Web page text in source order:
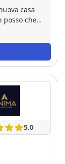
casa
posso che
e
dubbio,
nei
reso un
sereno.
nel
5.0